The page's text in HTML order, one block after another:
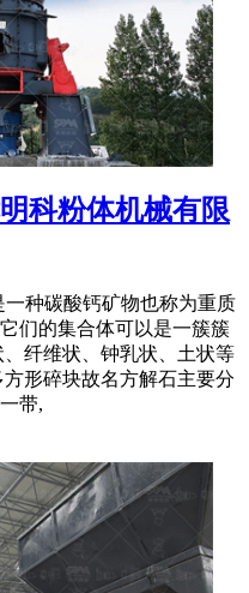
科粉体机械有限
一种碳酸钙矿物也称为重质
们的集合体可以是一簇簇
纤维状、钟乳状、土状等
形碎块故名方解石主要分
带,